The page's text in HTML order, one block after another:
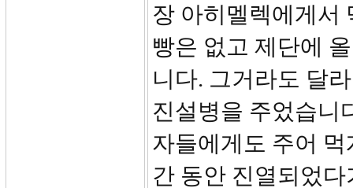
장 아히멜렉에게서
빵은 없고 제단에
니다. 그거라도 달
진설병을 주었습니
자들에게도 주어
간 동안 진열되었